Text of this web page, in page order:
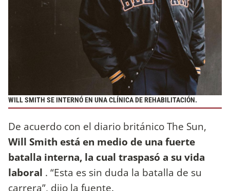
WILL SMITH SE INTERNÓ EN UNA CLÍNICA DE REHABILITACIÓN.
De acuerdo con el diario británico The Sun,
Will Smith está en medio de una fuerte
batalla interna, la cual traspasó a su vida
laboral . “Esta es sin duda la batalla de su
carrera”, dijo la fuente.